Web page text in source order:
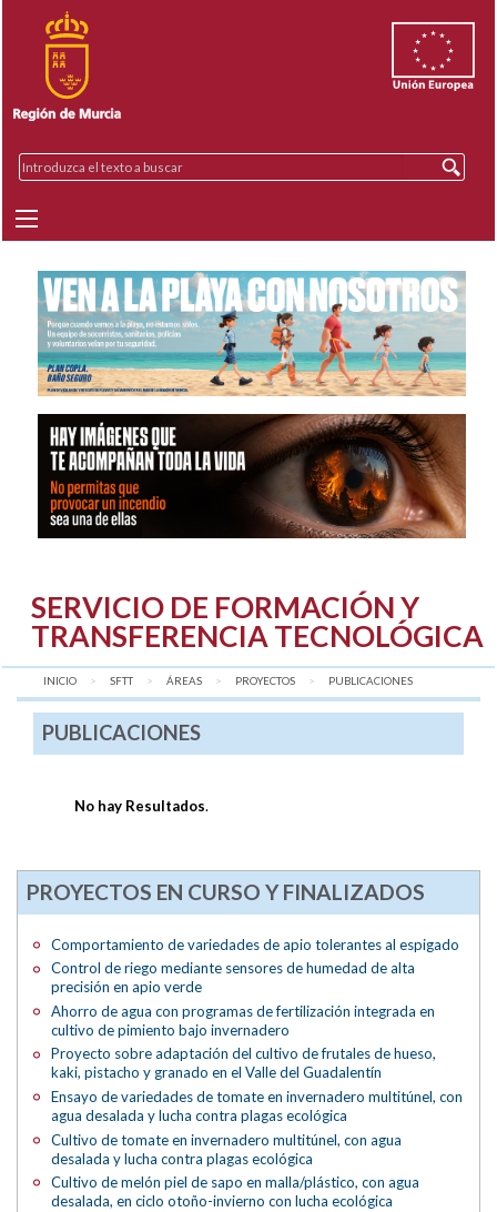
SERVICIO DE FORMACIÓN Y
TRANSFERENCIA TECNOLÓGICA
INICIO SFTT ÁREAS PROYECTOS AQUÍ:
PUBLICACIONES
PUBLICACIONES
No hay Resultados.
PROYECTOS EN CURSO Y FINALIZADOS
Comportamiento de variedades de apio tolerantes al espigado
Control de riego mediante sensores de humedad de alta
precisión en apio verde
Ahorro de agua con programas de fertilización integrada en
cultivo de pimiento bajo invernadero
Proyecto sobre adaptación del cultivo de frutales de hueso,
kaki, pistacho y granado en el Valle del Guadalentín
Ensayo de variedades de tomate en invernadero multitúnel, con
agua desalada y lucha contra plagas ecológica
Cultivo de tomate en invernadero multitúnel, con agua
desalada y lucha contra plagas ecológica
Cultivo de melón piel de sapo en malla/plástico, con agua
desalada, en ciclo otoño-invierno con lucha ecológica